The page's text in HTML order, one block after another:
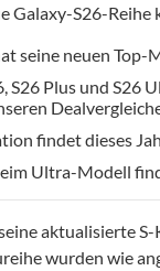
Galaxy-S26-
seine neuen Top-
S26 Plus und S26
findet dieses
Ultra-Modell
aktualisierte
wurden wie